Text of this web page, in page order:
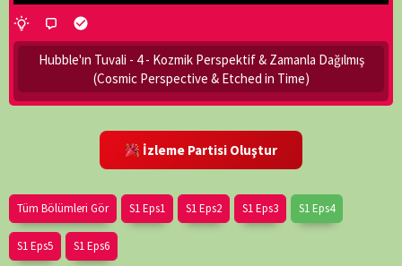
Hubble'ın Tuvali - 4 - Kozmik Perspektif & Zamanla Dağılmış
(Cosmic Perspective & Etched in Time)
İzleme Partisi Oluştur
Tüm Bölümleri Gör S1 Eps1 S1 Eps2 S1 Eps3 S1 Eps4
S1 Eps5 S1 Eps6